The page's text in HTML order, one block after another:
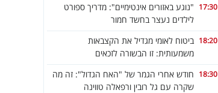
17:30 "נוגע באזורים אינטימיים": מדריך ספורט
לילדים נעצר בחשד חמור
18:20 ביטוח לאומי מגדיל את הקצבאות
משמעותית: זו הבשורה לזכאים
18:30 חודש אחרי הגמר של "האח הגדול": זה מה
שקרה עם גל רובין ורפאלה טווינה